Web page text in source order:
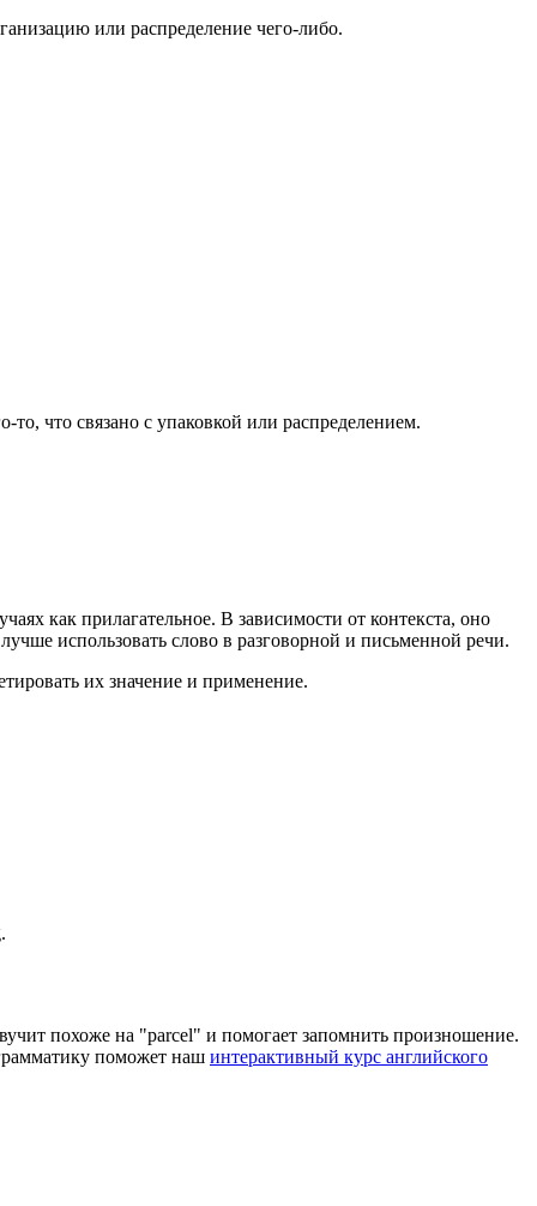
или распределение чего-либо.
что связано с упаковкой или распределением.
как прилагательное. В зависимости от контекста, оно
использовать слово в разговорной и письменной речи.
их значение и применение.
похоже на "parcel" и помогает запомнить произношение.
поможет наш интерактивный курс английского